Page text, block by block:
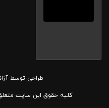
طراحی توسط
کلیه حقوق این سایت